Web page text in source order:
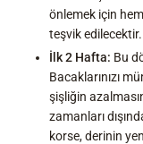
önlemek için
teşvik edilecektir.
İlk 2 Hafta: Bu
Bacaklarınızı
şişliğin
zamanları
korse, derinin